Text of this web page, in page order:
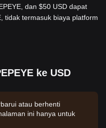
dan $50 USD dapat
tidak termasuk biaya platform
ke USD
atau berhenti
ini hanya untuk